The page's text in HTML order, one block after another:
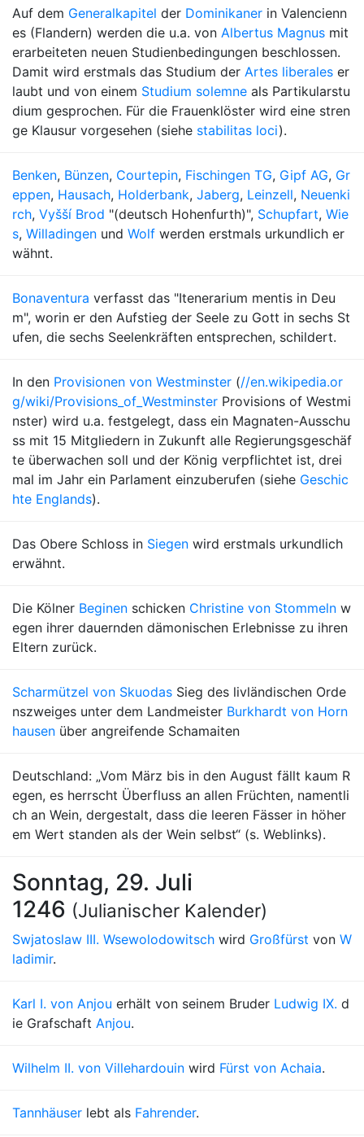
Auf dem Generalkapitel der Dominikaner in Valencienn
es (Flandern) werden die u.a. von Albertus Magnus mit
erarbeiteten neuen Studienbedingungen beschlossen.
Damit wird erstmals das Studium der Artes liberales er
laubt und von einem Studium solemne als Partikularstu
dium gesprochen. Für die Frauenklöster wird eine stren
ge Klausur vorgesehen (siehe stabilitas loci).
Benken, Bünzen, Courtepin, Fischingen TG, Gipf AG, Gr
eppen, Hausach, Holderbank, Jaberg, Leinzell, Neuenki
rch, Vyšší Brod "(deutsch Hohenfurth)", Schupfart, Wie
s, Willadingen und Wolf werden erstmals urkundlich er
wähnt.
Bonaventura verfasst das "Itenerarium mentis in Deu
m", worin er den Aufstieg der Seele zu Gott in sechs St
ufen, die sechs Seelenkräften entsprechen, schildert.
In den Provisionen von Westminster (//en.wikipedia.or
g/wiki/Provisions_of_Westminster Provisions of Westmi
nster) wird u.a. festgelegt, dass ein Magnaten-Ausschu
ss mit 15 Mitgliedern in Zukunft alle Regierungsgeschäf
te überwachen soll und der König verpflichtet ist, drei
mal im Jahr ein Parlament einzuberufen (siehe Geschic
hte Englands).
Das Obere Schloss in Siegen wird erstmals urkundlich
erwähnt.
Die Kölner Beginen schicken Christine von Stommeln w
egen ihrer dauernden dämonischen Erlebnisse zu ihren
Eltern zurück.
Scharmützel von Skuodas Sieg des livländischen Orde
nszweiges unter dem Landmeister Burkhardt von Horn
hausen über angreifende Schamaiten
Deutschland: „Vom März bis in den August fällt kaum R
egen, es herrscht Überfluss an allen Früchten, namentli
ch an Wein, dergestalt, dass die leeren Fässer in höher
em Wert standen als der Wein selbst“ (s. Weblinks).
Sonntag, 29. Juli
1246 (Julianischer Kalender)
Swjatoslaw III. Wsewolodowitsch wird Großfürst von W
ladimir.
Karl I. von Anjou erhält von seinem Bruder Ludwig IX. d
ie Grafschaft Anjou.
Wilhelm II. von Villehardouin wird Fürst von Achaia.
Tannhäuser lebt als Fahrender.